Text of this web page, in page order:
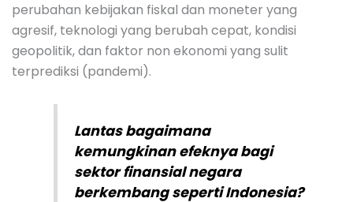
perubahan kebijakan fiskal dan moneter yang
agresif, teknologi yang berubah cepat, kondisi
geopolitik, dan faktor non ekonomi yang sulit
terprediksi (pandemi).
Lantas bagaimana
kemungkinan efeknya bagi
sektor finansial negara
berkembang seperti Indonesia?